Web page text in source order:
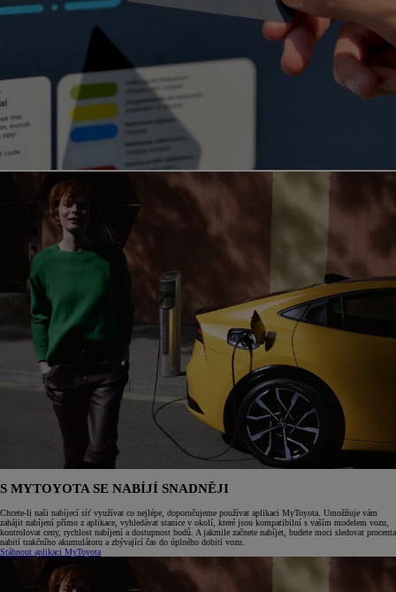
S MYTOYOTA SE NABÍJÍ SNADNĚJI
Chcete-li naši nabíjecí síť využívat co nejlépe, doporučujeme používat aplikaci MyToyota. Umožňuje vám
zahájit nabíjení přímo z aplikace, vyhledávat stanice v okolí, které jsou kompatibilní s vaším modelem vozu,
kontrolovat ceny, rychlost nabíjení a dostupnost bodů. A jakmile začnete nabíjet, budete moci sledovat procenta
nabití trakčního akumulátoru a zbývající čas do úplného dobití vozu.
Stáhnout aplikaci MyToyota